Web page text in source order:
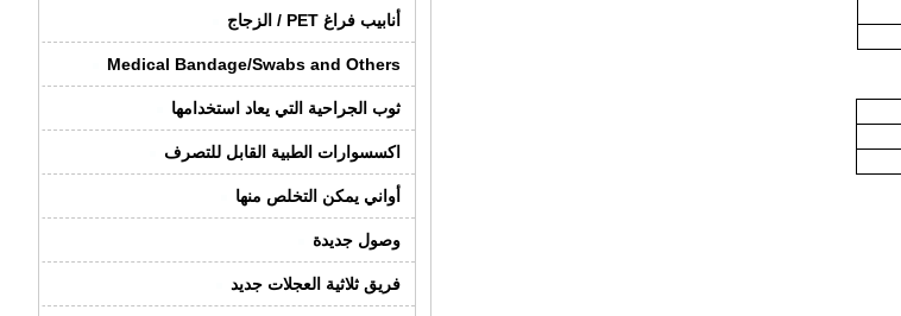
أنابيب فراغ PET / الزجاج
Medical Bandage/Swabs and Others
ثوب الجراحية التي يعاد استخدامها
اكسسوارات الطبية القابل للتصرف
أواني يمكن التخلص منها
وصول جديدة
فريق ثلاثية العجلات جديد